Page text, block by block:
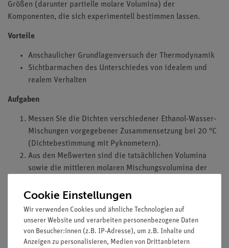
Größen (darunter partielle molare Volumina) der
Komponenten, die sich experimentell bestimmen lassen.
Vorteile
Anschaulicher Grundlagenversuch der Thermodynamik
Sichtbarmachen des Unterschiedes von idealem und
realem Verhalten
Aufgaben
Messen Sie die Dichten verschiedener Ethanol-Wasser-
Mischungen vorgegebener Zusammensetzung bei 20 °C
(Dichtebestimmung mit Pyknometern).
Aus den Meßwerten sind die tatsächlichen Volumina
sowie die mittleren molaren Mischungsvolumina der
partiellen molaren Volumina beider Komponenten für
ausgewählte Zusammensetzungen zu berechnen und mit
den molaren Volumina der reinen Stoffe bei 20 °C zu
vergleichen.
Überprüfen Sie an einem geeigneten Gemisch durch
Cookie Einstellungen
Wir verwenden Cookies und ähnliche Technologien auf
unserer Website und verarbeiten personenbezogene Daten
von Besucher:innen (z.B. IP-Adresse), um z.B. Inhalte und
Anzeigen zu personalisieren, Medien von Drittanbietern